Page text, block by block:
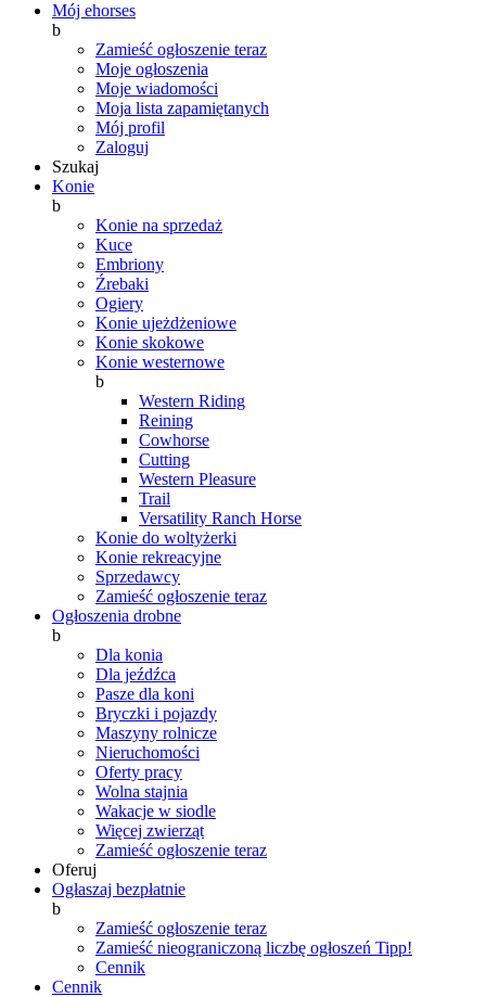
Mój ehorses
b
Zamieść ogłoszenie teraz
Moje ogłoszenia
Moje wiadomości
Moja lista zapamiętanych
Mój profil
Zaloguj
Szukaj
Konie
b
Konie na sprzedaż
Kuce
Embriony
Źrebaki
Ogiery
Konie ujeżdżeniowe
Konie skokowe
Konie westernowe
b
Western Riding
Reining
Cowhorse
Cutting
Western Pleasure
Trail
Versatility Ranch Horse
Konie do woltyżerki
Konie rekreacyjne
Sprzedawcy
Zamieść ogłoszenie teraz
Ogłoszenia drobne
b
Dla konia
Dla jeźdźca
Pasze dla koni
Bryczki i pojazdy
Maszyny rolnicze
Nieruchomości
Oferty pracy
Wolna stajnia
Wakacje w siodle
Więcej zwierząt
Zamieść ogłoszenie teraz
Oferuj
Ogłaszaj bezpłatnie
b
Zamieść ogłoszenie teraz
Zamieść nieograniczoną liczbę ogłoszeń Tipp!
Cennik
Cennik